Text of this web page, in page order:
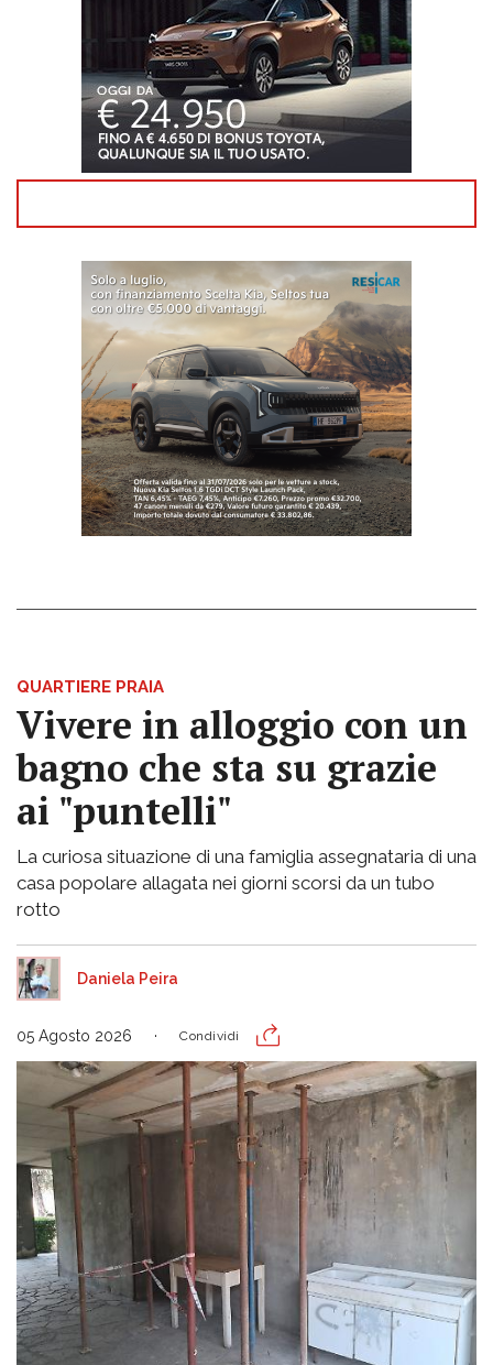
QUARTIERE PRAIA
Vivere in alloggio con un
bagno che sta su grazie
ai "puntelli"
La curiosa situazione di una famiglia assegnataria di una
casa popolare allagata nei giorni scorsi da un tubo
rotto
Daniela Peira
05 Agosto 2026 Condividi